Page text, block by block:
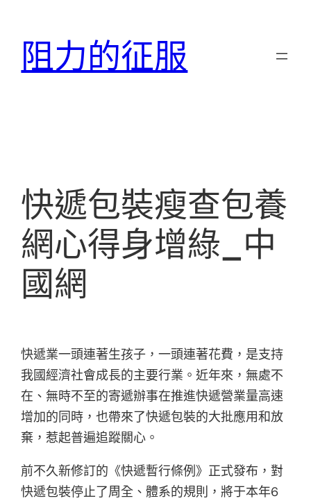
阻力的征服
快遞包裝瘦查包養
網心得身增綠_中
國網
快遞業一頭連著生孩子，一頭連著花費，是支持
我國經濟社會成長的主要行業。近年來，無處不
在、無時不至的寄遞辦事在推進快遞營業量高速
增加的同時，也帶來了快遞包裝的大批應用和放
棄，惹起普遍追蹤關心。
前不久新修訂的《快遞暫行條例》正式發布，對
快遞包裝停止了周全、體系的規則，將于本年6